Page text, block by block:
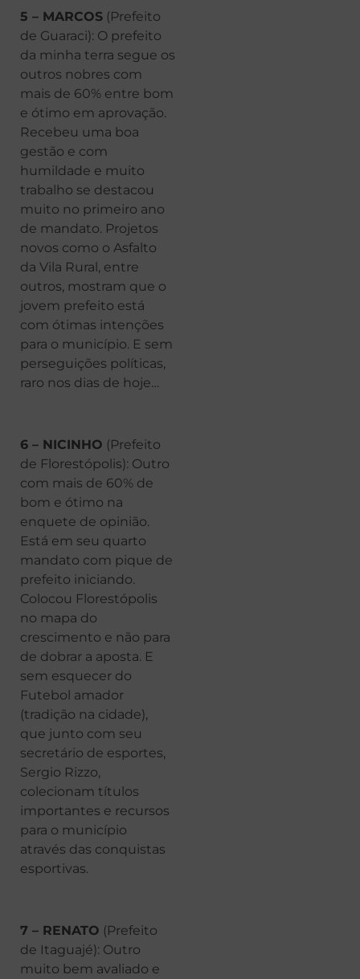
5 – MARCOS (Prefeito
de Guaraci): O prefeito
da minha terra segue os
outros nobres com
mais de 60% entre bom
e ótimo em aprovação.
Recebeu uma boa
gestão e com
humildade e muito
trabalho se destacou
muito no primeiro ano
de mandato. Projetos
novos como o Asfalto
da Vila Rural, entre
outros, mostram que o
jovem prefeito está
com ótimas intenções
para o município. E sem
perseguições políticas,
raro nos dias de hoje…
6 – NICINHO (Prefeito
de Florestópolis): Outro
com mais de 60% de
bom e ótimo na
enquete de opinião.
Está em seu quarto
mandato com pique de
prefeito iniciando.
Colocou Florestópolis
no mapa do
crescimento e não para
de dobrar a aposta. E
sem esquecer do
Futebol amador
(tradição na cidade),
que junto com seu
secretário de esportes,
Sergio Rizzo,
colecionam títulos
importantes e recursos
para o município
através das conquistas
esportivas.
7 – RENATO (Prefeito
de Itaguajé): Outro
muito bem avaliado e